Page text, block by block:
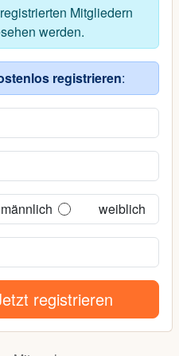
Mitgliedern
werden.
registrieren:
männlich weiblich
registrieren